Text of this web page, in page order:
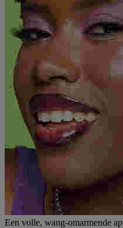
Een volle, wang-omarmende